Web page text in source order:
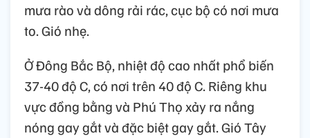
mưa rào và dông rải rác, cục bộ có nơi mưa
to. Gió nhẹ.
Ở Đông Bắc Bộ, nhiệt độ cao nhất phổ biến
37-40 độ C, có nơi trên 40 độ C. Riêng khu
vực đồng bằng và Phú Thọ xảy ra nắng
nóng gay gắt và đặc biệt gay gắt. Gió Tây